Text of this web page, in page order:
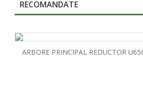
RECOMANDATE
ARBORE PRINCIPAL REDUCTOR